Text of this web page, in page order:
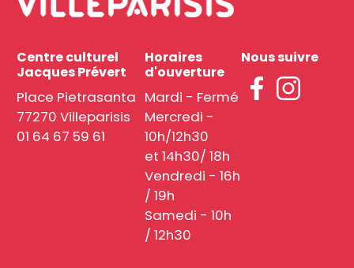
Centre culturel
Jacques Prévert
Place Pietrasanta
77270 Villeparisis
01 64 67 59 61
Horaires
d'ouverture
Mardi - Fermé
Mercredi -
10h/12h30
et 14h30/ 18h
Vendredi - 16h
/ 19h
Samedi - 10h
/ 12h30
Nous suivre